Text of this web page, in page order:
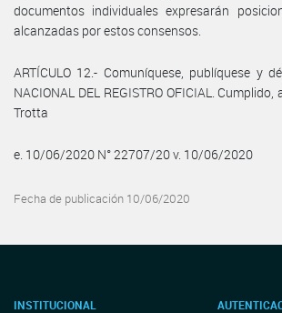
documentos individuales expresarán
alcanzadas por estos consensos.
ARTÍCULO 12.- Comuníquese, publíquese y
NACIONAL DEL REGISTRO OFICIAL. Cumplido,
Trotta
e. 10/06/2020 N° 22707/20 v. 10/06/2020
Fecha de publicación 10/06/2020
INSTITUCIONAL